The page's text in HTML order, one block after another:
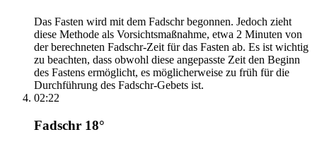
Das Fasten wird mit dem Fadschr begonnen. Jedoch zieht
diese Methode als Vorsichtsmaßnahme, etwa 2 Minuten von
der berechneten Fadschr-Zeit für das Fasten ab. Es ist wichtig
zu beachten, dass obwohl diese angepasste Zeit den Beginn
des Fastens ermöglicht, es möglicherweise zu früh für die
Durchführung des Fadschr-Gebets ist.
02:22
Fadschr 18°